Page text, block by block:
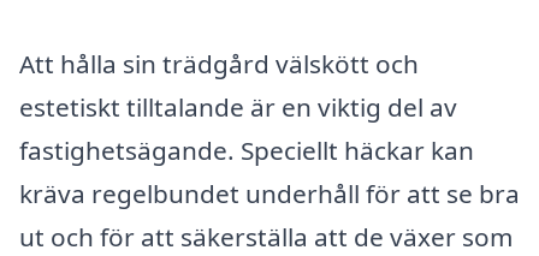
Att hålla sin trädgård välskött och
estetiskt tilltalande är en viktig del av
fastighetsägande. Speciellt häckar kan
kräva regelbundet underhåll för att se bra
ut och för att säkerställa att de växer som